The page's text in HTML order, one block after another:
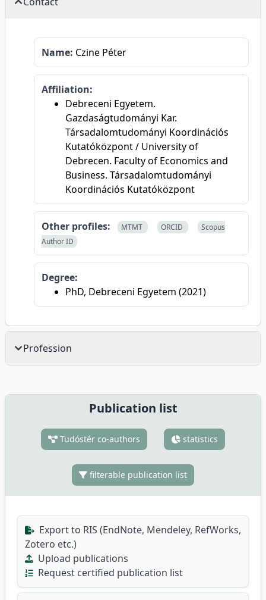
Name: Czine Péter
Affiliation:
Debreceni Egyetem.
Gazdaságtudományi Kar.
Társadalomtudományi Koordinációs
Kutatóközpont / University of
Debrecen. Faculty of Economics and
Business. Társadalomtudományi
Koordinációs Kutatóközpont
Other profiles: MTMT ORCID
Scopus
Author ID
Degree:
PhD, Debreceni Egyetem (2021)
Profession
Publication list
Tudóstér co-authors statistics
filterable publication list
Export to RIS (EndNote, Mendeley, RefWorks,
Zotero etc.)
Upload publications
Request certified publication list